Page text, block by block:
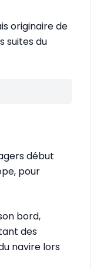
originaire de
suites du
début
pour
bord,
des
navire lors